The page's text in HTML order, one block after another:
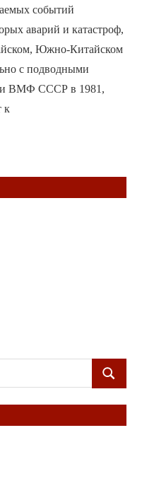
событий
аварий и катастроф,
Южно-Китайском
с подводными
ВМФ СССР в 1981,
к
ПОИСК